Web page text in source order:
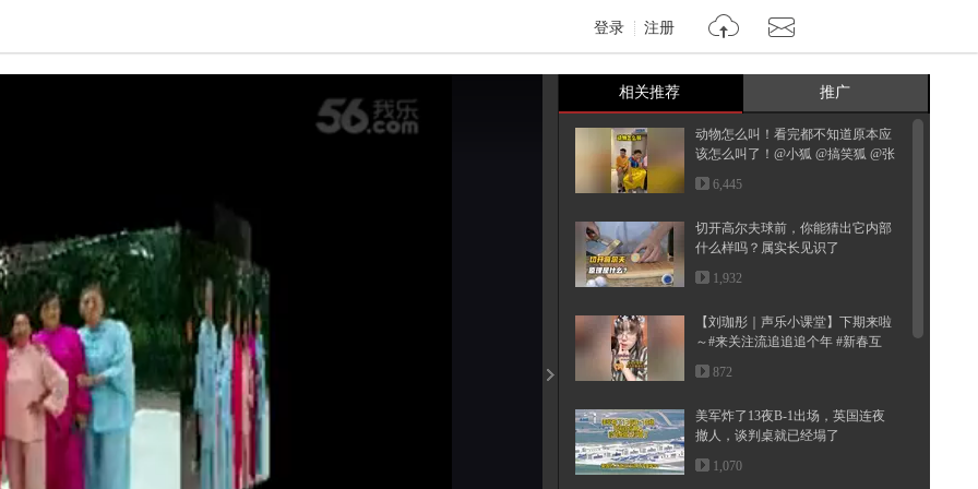
登录 注册
亮度
饱和度
相关推荐 推广
动物怎么叫！看完都不知道原本应
该怎么叫了！@小狐 @搞笑狐 @张
朝阳
6,445
切开高尔夫球前，你能猜出它内部
什么样吗？属实长见识了
1,932
【刘珈彤｜声乐小课堂】下期来啦
～#来关注流追追追个年 #新春互
动...
872
美军炸了13夜B-1出场，英国连夜
撤人，谈判桌就已经塌了
1,070